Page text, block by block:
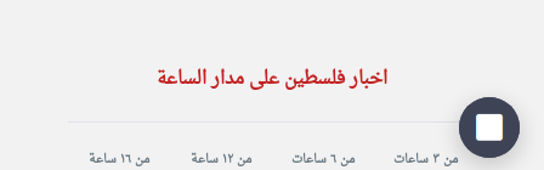
اخبار فلسطين على مدار الساعة
من ٣ ساعات من ٦ ساعات من ١٢ ساعة من ١٦ ساعة